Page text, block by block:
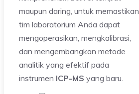
maupun daring, untuk memastikan
tim laboratorium Anda dapat
mengoperasikan, mengkalibrasi,
dan mengembangkan metode
analitik yang efektif pada
instrumen ICP-MS yang baru.